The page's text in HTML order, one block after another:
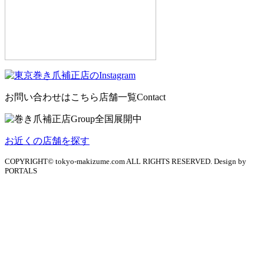
お問い合わせはこちら 店舗一覧Contact
お近くの店舗を探す
COPYRIGHT© tokyo-makizume.com ALL RIGHTS RESERVED. Design by
PORTALS